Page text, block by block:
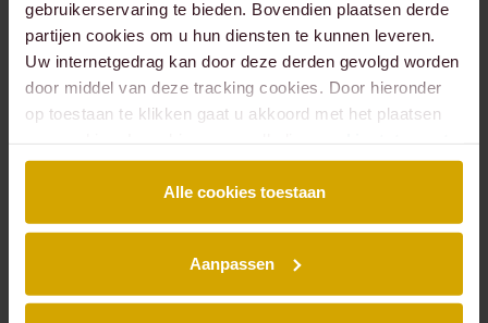
gebruikerservaring te bieden. Bovendien plaatsen derde
partijen cookies om u hun diensten te kunnen leveren.
Uw internetgedrag kan door deze derden gevolgd worden
door middel van deze tracking cookies. Door hieronder
op toestaan te klikken gaat u akkoord met het plaatsen
Alle cookies toestaan
Aanpassen
ADVOCAAT, PARTNER
COMPLIANCE &
KLANTONDERZOEK